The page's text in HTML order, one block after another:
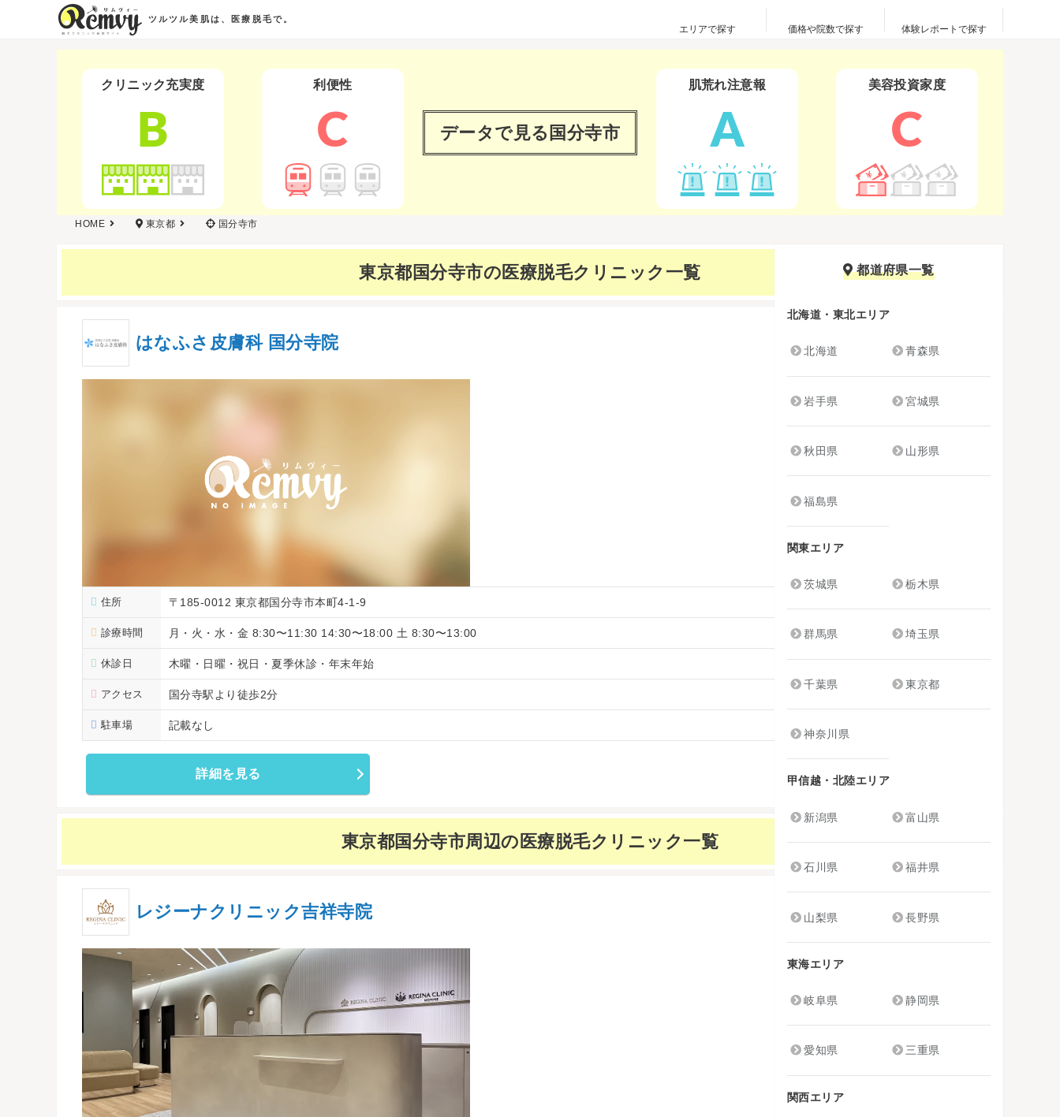
ツルツル美肌は、医療脱毛で。
エリアで探す 価格や院数で探す 体験レポートで探す
データで見る 国分寺市
クリニック充実度
B
利便性
C
肌荒れ注意報
A
美容投資家度
C
HOME 東京都 国分寺市
東京都国分寺市の 医療脱毛クリニック一覧
はなふさ皮膚科 国分寺院
住所 〒185-0012 東京都国分寺市本町4-1-9
診療時間 月・火・水・金 8:30〜11:30 14:30〜18:00 土 8:30〜13:00
休診日 木曜・日曜・祝日・夏季休診・年末年始
アクセス 国分寺駅より徒歩2分
駐車場 記載なし
詳細を見る
東京都国分寺市周辺の 医療脱毛クリニック一覧
レジーナクリニック吉祥寺院
都道府県一覧
北海道・東北エリア
北海道 青森県
岩手県 宮城県
秋田県 山形県
福島県
関東エリア
茨城県 栃木県
群馬県 埼玉県
千葉県 東京都
神奈川県
甲信越・北陸エリア
新潟県 富山県
石川県 福井県
山梨県 長野県
東海エリア
岐阜県 静岡県
愛知県 三重県
関西エリア